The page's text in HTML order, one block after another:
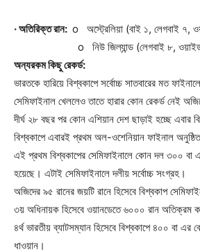
Champs21
Company
About
Contact us
Subscription Plans
My account
· অতিরিক্ত রান: o অস্ট্রেলিয়া (বাই ১, লেগবাই ৭,
o নিউ জিল্যান্ড (লেগবাই ৮, ওয়াইড
অন্যরকম কিছু রেকর্ড:
ভারতকে হারিয়ে বিশ্বকাপে সর্বোচ্চ সাতবারের মত
সেমিফাইনাল খেললেও তাতে হারার কোন রেকর্ড নেই
দীর্ঘ ২৮ বছর পর কোন এশিয়ান দেশ ছাড়াই হচ্ছে এবার
বিশ্বকাপে এবারই প্রথম অল-ওশেনিয়ান ফাইনাল
এই প্রথম বিশ্বকাপের সেমিফাইনালে কোন দল ৩০০ বা
হয়েছে। এটাই সেমিফাইনালে দলীয় সর্বোচ্চ সংগ্রহ।
অজিদের ৯৫ রানের জয়টি রানে হিসেবে বিশ্বকাপ
৩য় অধিনায়ক হিসেবে ওয়ানডেতে ৬০০০ রান অতিক্রম
৪র্থ ভারতীয় ব্যাটসম্যান হিসেবে বিশ্বকাপে ৪০০ বা এর
ধাওয়ান।